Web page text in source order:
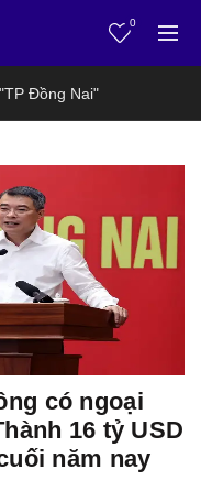
0
Đồng Nai"
có ngoại
16 tỷ USD
năm nay